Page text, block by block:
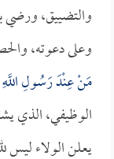
والتضييق، ورضي
وعلى دعوته،
مَنْ عِنْدَ رَسُولِ
الوظيفي، الذي
يعلن الولاء ليس